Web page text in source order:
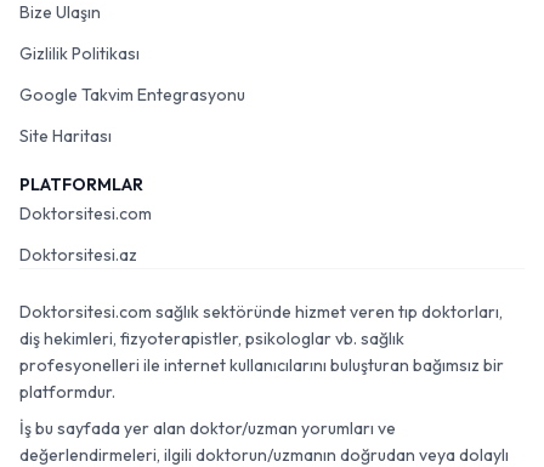
Bize Ulaşın
Gizlilik Politikası
Google Takvim Entegrasyonu
Site Haritası
PLATFORMLAR
Doktorsitesi.com
Doktorsitesi.az
Doktorsitesi.com sağlık sektöründe hizmet veren tıp doktorları,
diş hekimleri, fizyoterapistler, psikologlar vb. sağlık
profesyonelleri ile internet kullanıcılarını buluşturan bağımsız bir
platformdur.
İş bu sayfada yer alan doktor/uzman yorumları ve
değerlendirmeleri, ilgili doktorun/uzmanın doğrudan veya dolaylı